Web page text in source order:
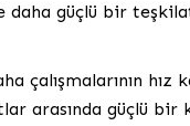
daha güçlü bir
çalışmalarının hız
arasında güçlü